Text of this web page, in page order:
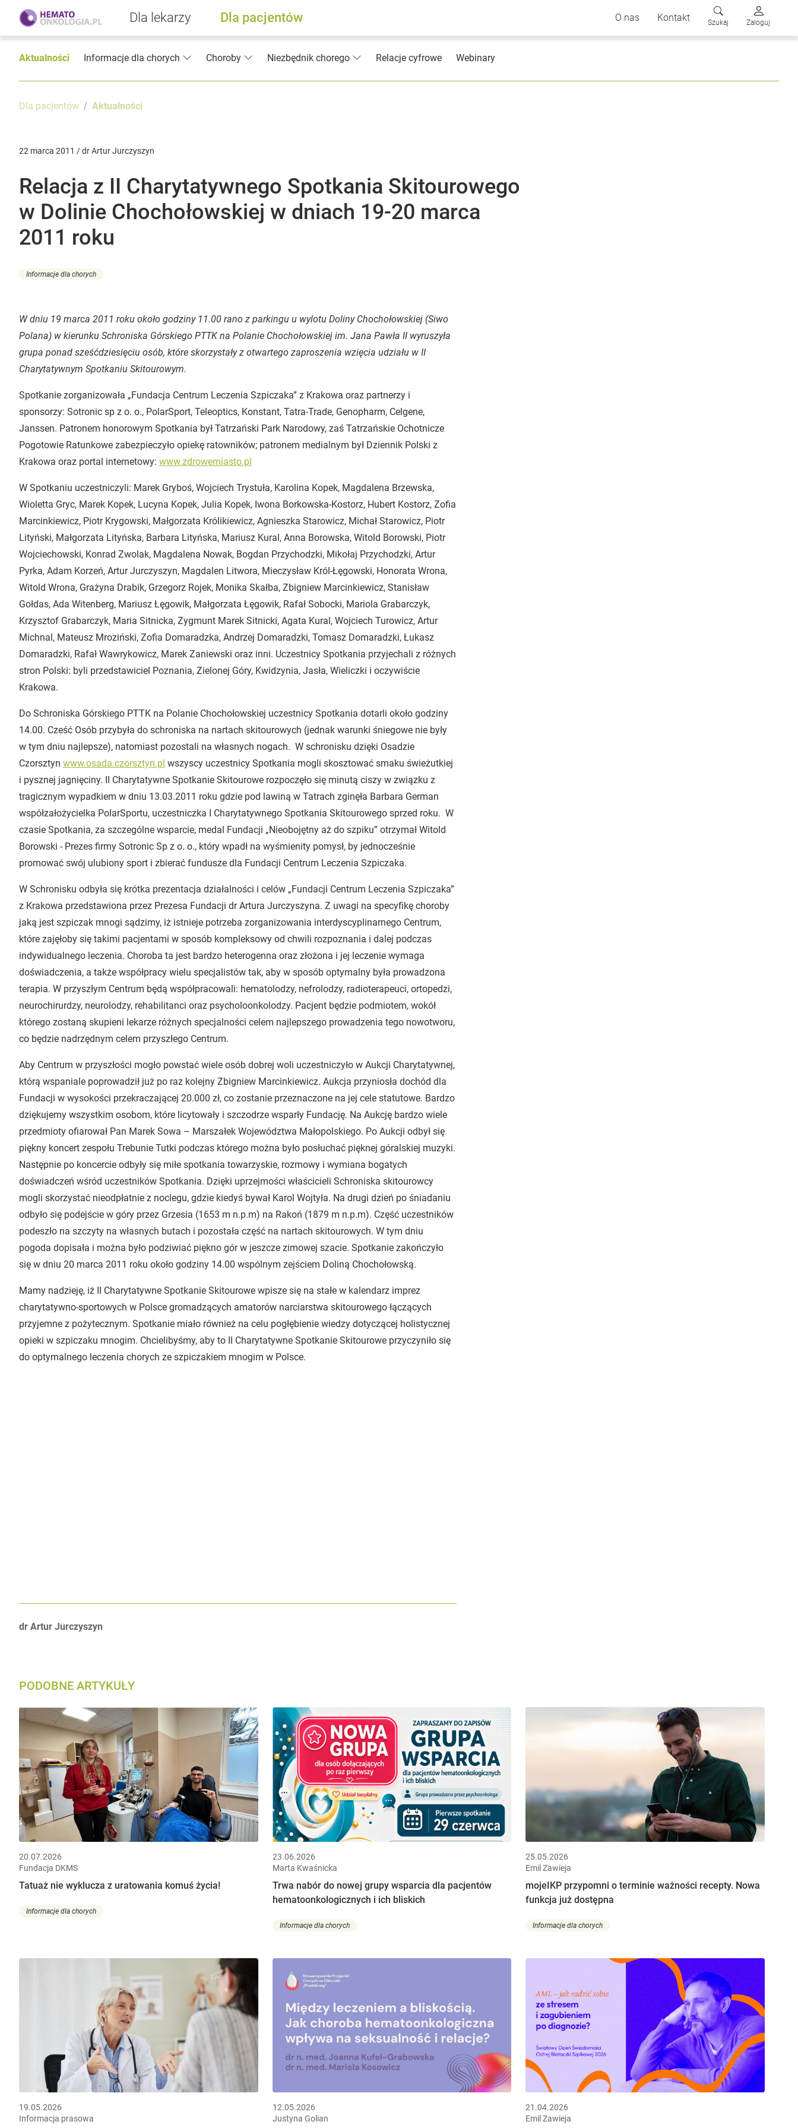
Dla lekarzy Dla pacjentów O nas Kontakt Szukaj Zaloguj
Aktualności Informacje dla chorych Choroby Niezbędnik chorego Relacje cyfrowe Webinary
Dla pacjentów Aktualności
22 marca 2011 / dr Artur Jurczyszyn
Relacja z II Charytatywnego Spotkania Skitourowego
w Dolinie Chochołowskiej w dniach 19-20 marca
2011 roku
Informacje dla chorych
W dniu 19 marca 2011 roku około godziny 11.00 rano z parkingu u wylotu Doliny Chochołowskiej (Siwo
Polana) w kierunku Schroniska Górskiego PTTK na Polanie Chochołowskiej im. Jana Pawła II wyruszyła
grupa ponad sześćdziesięciu osób, które skorzystały z otwartego zaproszenia wzięcia udziału w II
Charytatywnym Spotkaniu Skitourowym.
Spotkanie zorganizowała „Fundacja Centrum Leczenia Szpiczaka” z Krakowa oraz partnerzy i
sponsorzy: Sotronic sp z o. o., PolarSport, Teleoptics, Konstant, Tatra-Trade, Genopharm, Celgene,
Janssen. Patronem honorowym Spotkania był Tatrzański Park Narodowy, zaś Tatrzańskie Ochotnicze
Pogotowie Ratunkowe zabezpieczyło opiekę ratowników; patronem medialnym był Dziennik Polski z
Krakowa oraz portal internetowy: www.zdrowemiasto.pl
W Spotkaniu uczestniczyli: Marek Gryboś, Wojciech Trystuła, Karolina Kopek, Magdalena Brzewska,
Wioletta Gryc, Marek Kopek, Lucyna Kopek, Julia Kopek, Iwona Borkowska-Kostorz, Hubert Kostorz, Zofia
Marcinkiewicz, Piotr Krygowski, Małgorzata Królikiewicz, Agnieszka Starowicz, Michał Starowicz, Piotr
Lityński, Małgorzata Lityńska, Barbara Lityńska, Mariusz Kural, Anna Borowska, Witold Borowski, Piotr
Wojciechowski, Konrad Zwolak, Magdalena Nowak, Bogdan Przychodzki, Mikołaj Przychodzki, Artur
Pyrka, Adam Korzeń, Artur Jurczyszyn, Magdalen Litwora, Mieczysław Król-Łęgowski, Honorata Wrona,
Witold Wrona, Grażyna Drabik, Grzegorz Rojek, Monika Skałba, Zbigniew Marcinkiewicz, Stanisław
Gołdas, Ada Witenberg, Mariusz Łęgowik, Małgorzata Łęgowik, Rafał Sobocki, Mariola Grabarczyk,
Krzysztof Grabarczyk, Maria Sitnicka, Zygmunt Marek Sitnicki, Agata Kural, Wojciech Turowicz, Artur
Michnal, Mateusz Mroziński, Zofia Domaradzka, Andrzej Domaradzki, Tomasz Domaradzki, Łukasz
Domaradzki, Rafał Wawrykowicz, Marek Zaniewski oraz inni. Uczestnicy Spotkania przyjechali z różnych
stron Polski: byli przedstawiciel Poznania, Zielonej Góry, Kwidzynia, Jasła, Wieliczki i oczywiście
Krakowa.
Do Schroniska Górskiego PTTK na Polanie Chochołowskiej uczestnicy Spotkania dotarli około godziny
14.00. Cześć Osób przybyła do schroniska na nartach skitourowych (jednak warunki śniegowe nie były
w tym dniu najlepsze), natomiast pozostali na własnych nogach. W schronisku dzięki Osadzie
Czorsztyn www.osada.czorsztyn.pl wszyscy uczestnicy Spotkania mogli skosztować smaku świeżutkiej
i pysznej jagnięciny. II Charytatywne Spotkanie Skitourowe rozpoczęło się minutą ciszy w związku z
tragicznym wypadkiem w dniu 13.03.2011 roku gdzie pod lawiną w Tatrach zginęła Barbara German
współzałożycielka PolarSportu, uczestniczka I Charytatywnego Spotkania Skitourowego sprzed roku. W
czasie Spotkania, za szczególne wsparcie, medal Fundacji „Nieobojętny aż do szpiku” otrzymał Witold
Borowski - Prezes firmy Sotronic Sp z o. o., który wpadł na wyśmienity pomysł, by jednocześnie
promować swój ulubiony sport i zbierać fundusze dla Fundacji Centrum Leczenia Szpiczaka.
W Schronisku odbyła się krótka prezentacja działalności i celów „Fundacji Centrum Leczenia Szpiczaka”
z Krakowa przedstawiona przez Prezesa Fundacji dr Artura Jurczyszyna. Z uwagi na specyfikę choroby
jaką jest szpiczak mnogi sądzimy, iż istnieje potrzeba zorganizowania interdyscyplinarnego Centrum,
które zajęłoby się takimi pacjentami w sposób kompleksowy od chwili rozpoznania i dalej podczas
indywidualnego leczenia. Choroba ta jest bardzo heterogenna oraz złożona i jej leczenie wymaga
doświadczenia, a także współpracy wielu specjalistów tak, aby w sposób optymalny była prowadzona
terapia. W przyszłym Centrum będą współpracowali: hematolodzy, nefrolodzy, radioterapeuci, ortopedzi,
neurochirurdzy, neurolodzy, rehabilitanci oraz psycholoonkolodzy. Pacjent będzie podmiotem, wokół
którego zostaną skupieni lekarze różnych specjalności celem najlepszego prowadzenia tego nowotworu,
co będzie nadrzędnym celem przyszłego Centrum.
Aby Centrum w przyszłości mogło powstać wiele osób dobrej woli uczestniczyło w Aukcji Charytatywnej,
którą wspaniale poprowadził już po raz kolejny Zbigniew Marcinkiewicz. Aukcja przyniosła dochód dla
Fundacji w wysokości przekraczającej 20.000 zł, co zostanie przeznaczone na jej cele statutowe. Bardzo
dziękujemy wszystkim osobom, które licytowały i szczodrze wsparły Fundację. Na Aukcję bardzo wiele
przedmioty ofiarował Pan Marek Sowa – Marszałek Województwa Małopolskiego. Po Aukcji odbył się
piękny koncert zespołu Trebunie Tutki podczas którego można było posłuchać pięknej góralskiej muzyki.
Następnie po koncercie odbyły się miłe spotkania towarzyskie, rozmowy i wymiana bogatych
doświadczeń wśród uczestników Spotkania. Dzięki uprzejmości właścicieli Schroniska skitourowcy
mogli skorzystać nieodpłatnie z noclegu, gdzie kiedyś bywał Karol Wojtyła. Na drugi dzień po śniadaniu
odbyło się podejście w góry przez Grzesia (1653 m n.p.m) na Rakoń (1879 m n.p.m). Część uczestników
podeszło na szczyty na własnych butach i pozostała część na nartach skitourowych. W tym dniu
pogoda dopisała i można było podziwiać piękno gór w jeszcze zimowej szacie. Spotkanie zakończyło
się w dniu 20 marca 2011 roku około godziny 14.00 wspólnym zejściem Doliną Chochołowską.
Mamy nadzieję, iż II Charytatywne Spotkanie Skitourowe wpisze się na stałe w kalendarz imprez
charytatywno-sportowych w Polsce gromadzących amatorów narciarstwa skitourowego łączących
przyjemne z pożytecznym. Spotkanie miało również na celu pogłębienie wiedzy dotyczącej holistycznej
opieki w szpiczaku mnogim. Chcielibyśmy, aby to II Charytatywne Spotkanie Skitourowe przyczyniło się
do optymalnego leczenia chorych ze szpiczakiem mnogim w Polsce.
Autorzy:
dr Artur Jurczyszyn
PODOBNE ARTYKUŁY
20.07.2026
Fundacja DKMS
Tatuaż nie wyklucza z uratowania komuś życia!
Informacje dla chorych
23.06.2026
Marta Kwaśnicka
Trwa nabór do nowej grupy wsparcia dla pacjentów
hematoonkologicznych i ich bliskich
Informacje dla chorych
25.05.2026
Emil Zawieja
mojeIKP przypomni o terminie ważności recepty. Nowa
funkcja już dostępna
Informacje dla chorych
19.05.2026
Informacja prasowa
12.05.2026
Justyna Golian
21.04.2026
Emil Zawieja